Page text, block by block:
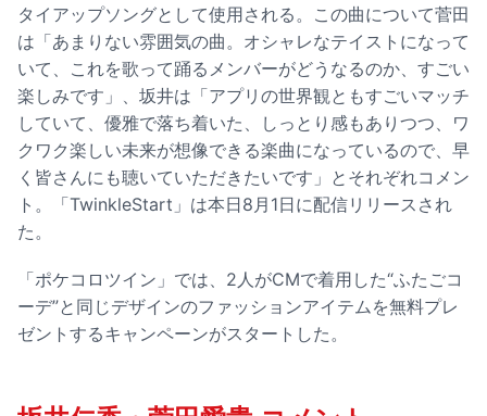
タイアップソングとして使用される。この曲について菅田
は「あまりない雰囲気の曲。オシャレなテイストになって
いて、これを歌って踊るメンバーがどうなるのか、すごい
楽しみです」、坂井は「アプリの世界観ともすごいマッチ
していて、優雅で落ち着いた、しっとり感もありつつ、ワ
クワク楽しい未来が想像できる楽曲になっているので、早
く皆さんにも聴いていただきたいです」とそれぞれコメン
ト。「TwinkleStart」は本日8月1日に配信リリースされ
た。
「ポケコロツイン」では、2人がCMで着用した“ふたごコ
ーデ”と同じデザインのファッションアイテムを無料プレ
ゼントするキャンペーンがスタートした。